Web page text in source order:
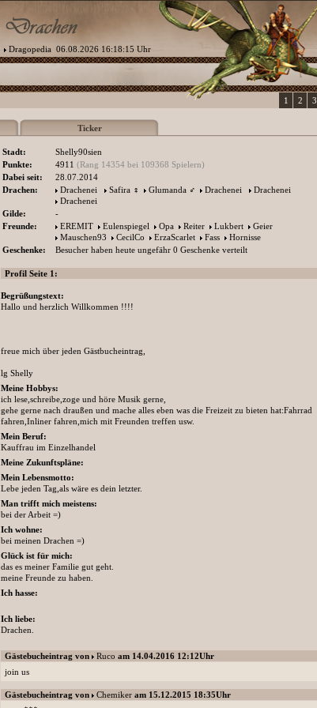
Dragopedia 06.08.2026 16:18:15 Uhr
3
2
1
Ticker
Stadt:
Shelly90sien
Punkte:
4911 (Rang 14354 bei 109368 Spielern)
Dabei seit:
28.07.2014
Drachen:
Drachenei Safira ♀ Glumanda ♂ Drachenei
Drachenei
Drachenei
Gilde:
-
Freunde:
EREMIT Eulenspiegel Opa Reiter Lukbert
Geier
Mauschen93
CecilCo ErzaScarlet Fass
Hornisse
Geschenke:
Besucher haben heute ungefähr 0 Geschenke verteilt
Profil Seite 1:
Begrüßungstext:
Hallo und herzlich Willkommen !!!!
freue mich über jeden Gästbucheintrag,
lg Shelly
Meine Hobbys:
ich lese,schreibe,zoge und höre Musik gerne,
gehe gerne nach draußen und mache alles eben was die Freizeit zu bieten hat:Fahrrad
fahren,Inliner fahren,mich mit Freunden treffen usw.
Mein Beruf:
Kauffrau im Einzelhandel
Meine Zukunftspläne:
Mein Lebensmotto:
Lebe jeden Tag,als wäre es dein letzter.
Man trifft mich meistens:
bei der Arbeit =)
Ich wohne:
bei meinen Drachen =)
Glück ist für mich:
das es meiner Familie gut geht.
meine Freunde zu haben.
Ich hasse:
Ich liebe:
Drachen.
Gästebucheintrag von Ruco am 14.04.2016 12:12Uhr
join us
Gästebucheintrag von Chemiker am 15.12.2015 18:35Uhr